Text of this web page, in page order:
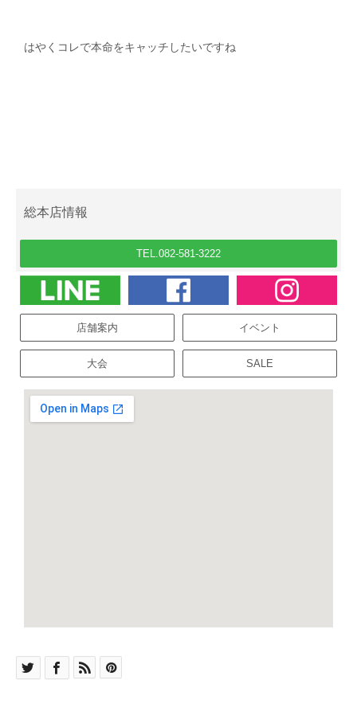
はやくコレで本命をキャッチしたいですね
総本店情報
TEL.082-581-3222
店舗案内 イベント
大会 SALE